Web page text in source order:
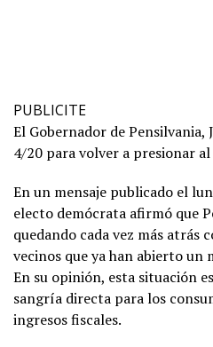
PUBLICITE
El Gobernador de Pensilvania,
4/20 para volver a presionar
En un mensaje publicado el
electo demócrata afirmó que
quedando cada vez más atrás
vecinos que ya han abierto un
En su opinión, esta situación
sangría directa para los
ingresos fiscales.